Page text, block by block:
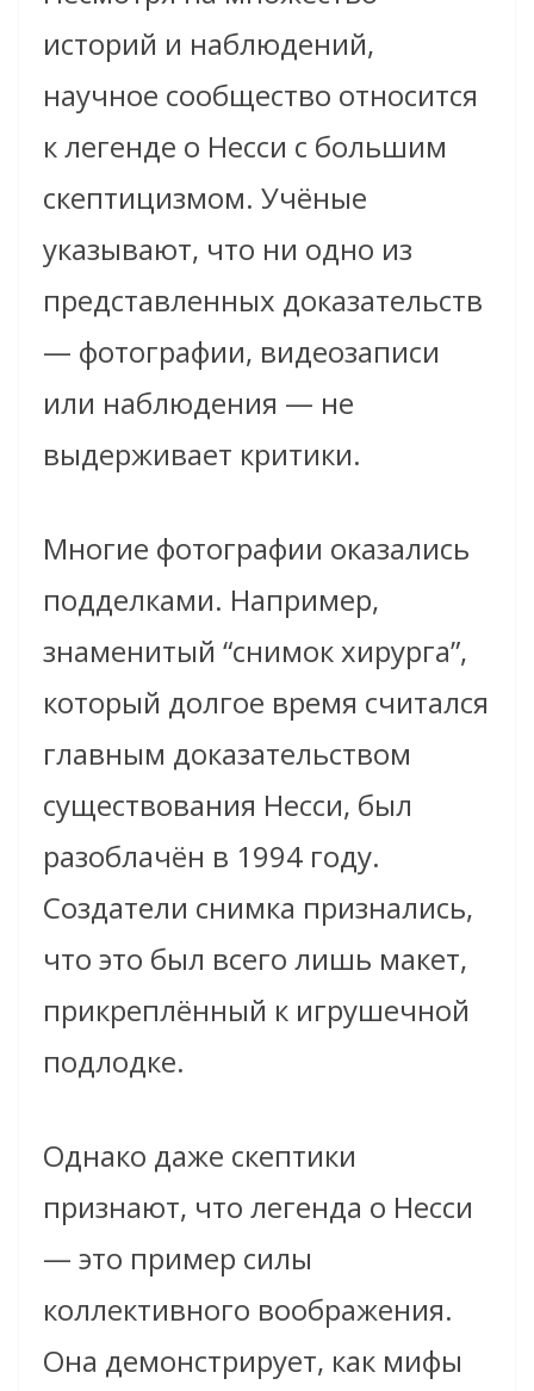
историй и наблюдений,
научное сообщество относится
к легенде о Несси с большим
скептицизмом. Учёные
указывают, что ни одно из
представленных доказательств
— фотографии, видеозаписи
или наблюдения — не
выдерживает критики.
Многие фотографии оказались
подделками. Например,
знаменитый “снимок хирурга”,
который долгое время считался
главным доказательством
существования Несси, был
разоблачён в 1994 году.
Создатели снимка признались,
что это был всего лишь макет,
прикреплённый к игрушечной
подлодке.
Однако даже скептики
признают, что легенда о Несси
— это пример силы
коллективного воображения.
Она демонстрирует, как мифы